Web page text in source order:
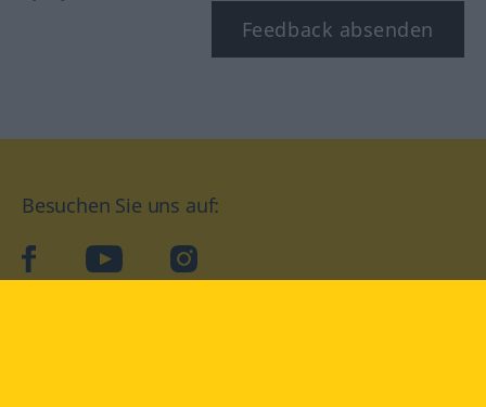
Feedback absenden
Besuchen Sie uns auf:
facebookYouTube Instagram